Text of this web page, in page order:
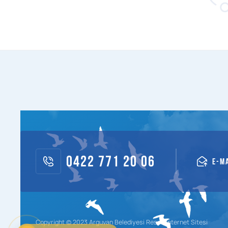
0422 771 20 06 E-
Copyright © 2023 Arguvan Belediyesi Resmi İnternet Sitesi